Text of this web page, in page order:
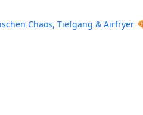
Chaos, Tiefgang & Airfryer